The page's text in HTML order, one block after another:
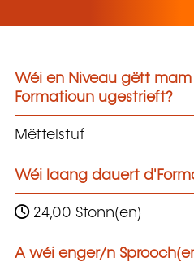
Wéi en Niveau gëtt
Formatioun ugestrieft?
Mëttelstuf
Wéi laang dauert
24,00 Stonn(en)
A wéi enger/n